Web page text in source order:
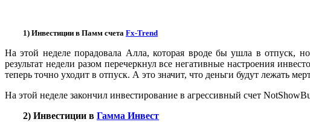
1) Инвестиции в Памм счета Fx-Trend
На этой неделе порадовала Алла, которая вроде бы ушла в отпуск,
результат недели разом перечеркнул все негативные настроения
теперь точно уходит в отпуск. А это значит, что деньги будут лежать
На этой неделе закончил инвестирование в агрессивный счет
2) Инвестиции в Гамма Инвест